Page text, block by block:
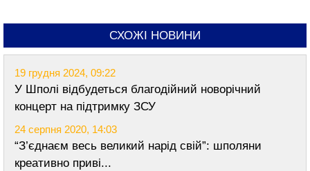
СХОЖІ НОВИНИ
19 грудня 2024, 09:22
У Шполі відбудеться благодійний новорічний
концерт на підтримку ЗСУ
24 серпня 2020, 14:03
“З’єднаєм весь великий нарід свій”: шполяни
креативно приві...